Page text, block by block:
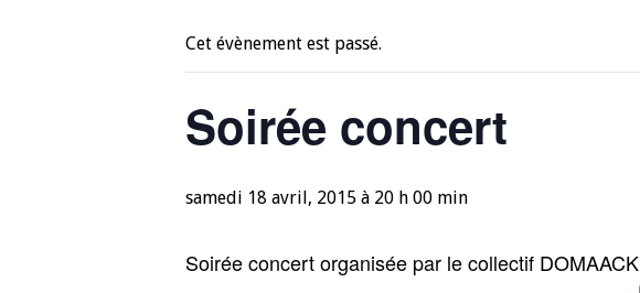
Cet évènement est passé.
Soirée concert
samedi 18 avril, 2015 à 20 h 00 min
Soirée concert organisée par le collectif DOMAACK